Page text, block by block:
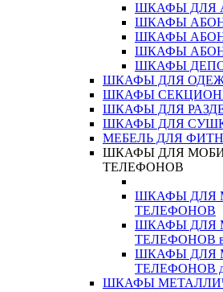
ШКАФЫ ДЛЯ
ШКАФЫ
ШКАФЫ
ШКАФЫ
ШКАФЫ
ШКАФЫ ДЛЯ
ШКАФЫ
ШКАФЫ ДЛЯ
ШКАФЫ ДЛЯ
МЕБЕЛЬ ДЛЯ
ШКАФЫ ДЛЯ
ТЕЛЕФОНОВ
ШКАФЫ ДЛЯ
ТЕЛЕФОНОВ
ШКАФЫ ДЛЯ
ТЕЛЕФОНОВ
ШКАФЫ ДЛЯ
ТЕЛЕФОНОВ
ШКАФЫ